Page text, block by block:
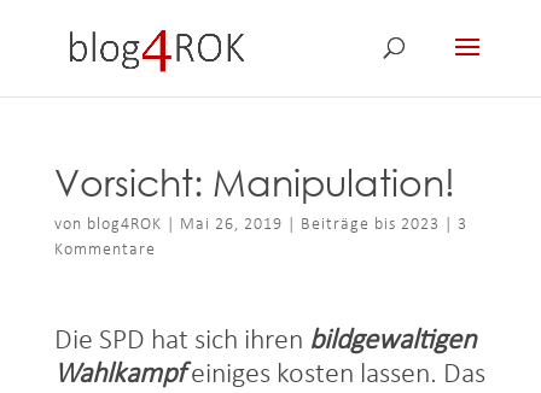
Vorsicht: Manipulation!
von blog4ROK Mai 26, 2019 Beiträge bis 2023
3
Kommentare
Die SPD hat sich ihren bildgewaltigen
Wahlkampfeiniges kosten lassen. Das